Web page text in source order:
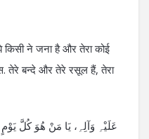
ने जना है और तेरा कोई
तेरे बन्दे और तेरे रसूल हैं, तेरा
عَلَیْہِ وَآلِہِ، یَا مَنْ ھُوَ کُلَّ